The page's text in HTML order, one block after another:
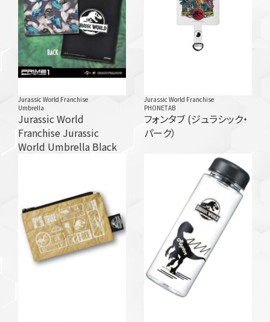
Jurassic World Franchise
Umbrella
Jurassic World
Franchise Jurassic
World Umbrella Black
Jurassic World Franchise
PHONETAB
フォンタブ (ジュラシック・
パーク）